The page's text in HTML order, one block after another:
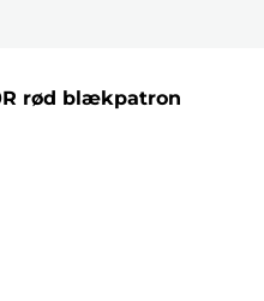
rød blækpatron